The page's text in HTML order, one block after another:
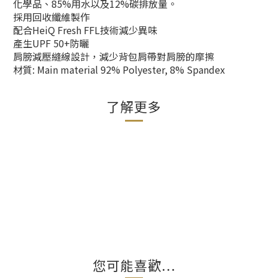
化學品、85%用水以及12%碳排放量。
採用回收纖維製作
配合HeiQ Fresh FFL技術減少異味
產生UPF 50+防曬
肩膀減壓縫線設計，減少背包肩帶對肩膀的摩擦
材質: Main material 92% Polyester, 8% Spandex
了解更多
您可能喜歡...